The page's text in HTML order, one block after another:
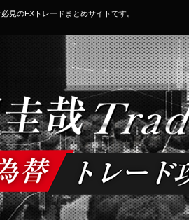
見のFXトレードまとめサイトです。